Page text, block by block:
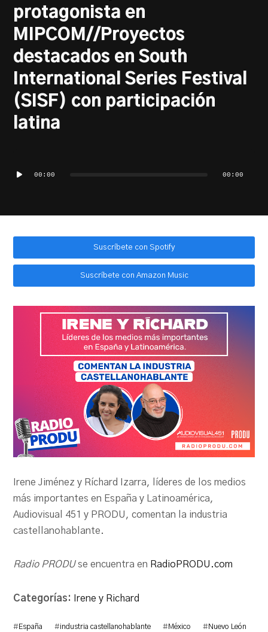
protagonista en
MIPCOM//Proyectos
destacados en South
International Series Festival
(SISF) con participación
latina
de
00:00 00:00
Suscríbete con Spotify
Suscríbete con Amazon Music
Irene Jiménez y Ríchard Izarra, líderes de los medios
más importantes en España y Latinoamérica,
Audiovisual 451 y PRODU, comentan la industria
castellanohablante.
Radio PRODUse encuentra en RadioPRODU.com
Categorías: Irene y Richard
#España #industria castellanohablante #México #Nuevo León